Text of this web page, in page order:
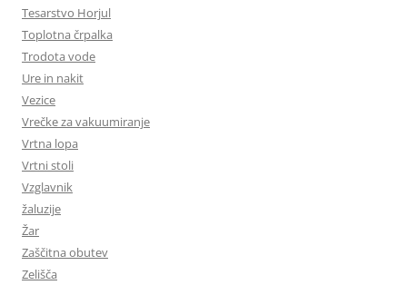
Tesarstvo Horjul
Toplotna črpalka
Trodota vode
Ure in nakit
Vezice
Vrečke za vakuumiranje
Vrtna lopa
Vrtni stoli
Vzglavnik
žaluzije
Žar
Zaščitna obutev
Zelišča